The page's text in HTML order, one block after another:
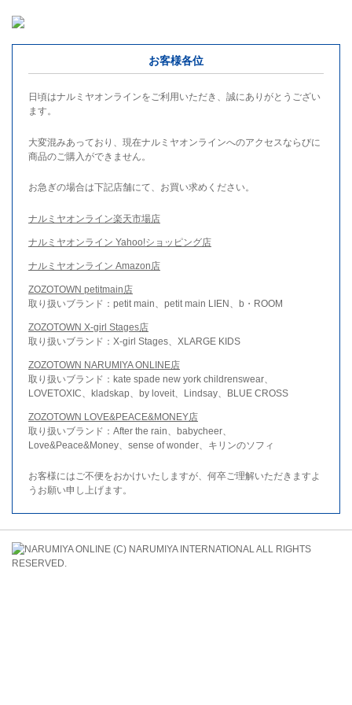
お客様各位
日頃はナルミヤオンラインをご利用いただき、誠にありがとうござい
ます。
大変混みあっており、現在ナルミヤオンラインへのアクセスならびに
商品のご購入ができません。
お急ぎの場合は下記店舗にて、お買い求めください。
ナルミヤオンライン楽天市場店
ナルミヤオンライン Yahoo!ショッピング店
ナルミヤオンライン Amazon店
ZOZOTOWN petitmain店
取り扱いブランド：petit main、petit main LIEN、b・ROOM
ZOZOTOWN X-girl Stages店
取り扱いブランド：X-girl Stages、XLARGE KIDS
ZOZOTOWN NARUMIYA ONLINE店
取り扱いブランド：kate spade new york childrenswear、
LOVETOXIC、kladskap、by loveit、Lindsay、BLUE CROSS
ZOZOTOWN LOVE&PEACE&MONEY店
取り扱いブランド：After the rain、babycheer、
Love&Peace&Money、sense of wonder、キリンのソフィ
お客様にはご不便をおかけいたしますが、何卒ご理解いただきますよ
うお願い申し上げます。